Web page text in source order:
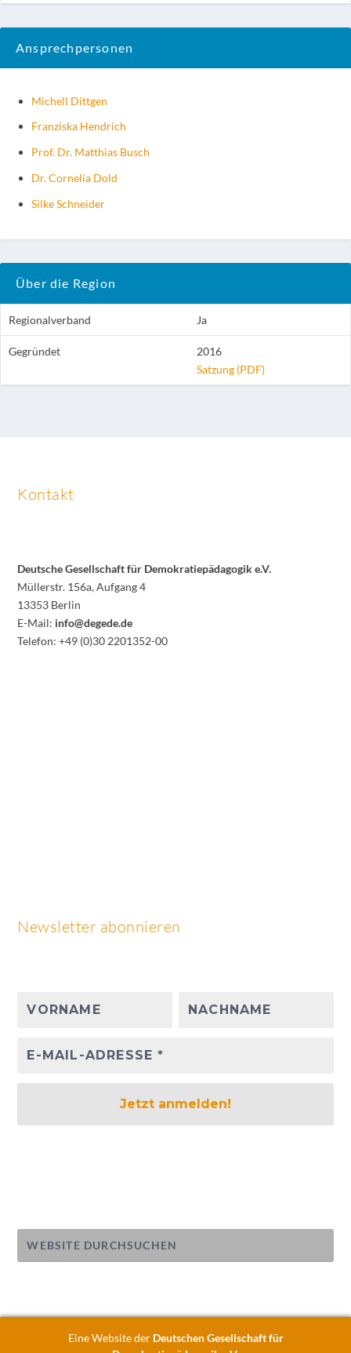
Ansprechpersonen
Michell Dittgen
Franziska Hendrich
Prof. Dr. Matthias Busch
Dr. Cornelia Dold
Silke Schneider
Über die Region
Regionalverband Ja
Gegründet
2016
Satzung (PDF)
Kontakt
Deutsche Gesellschaft für Demokratiepädagogik e.V.
Müllerstr. 156a, Aufgang 4
13353 Berlin
E-Mail: info@degede.de
Telefon: +49 (0)30 2201352-00
Newsletter abonnieren
Eine Website der Deutschen Gesellschaft für